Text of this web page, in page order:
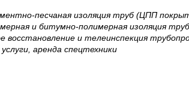
песчаная изоляция труб (ЦПП
и битумно-полимерная изоляция
восстановление и телеинспекция
аренда спецтехники